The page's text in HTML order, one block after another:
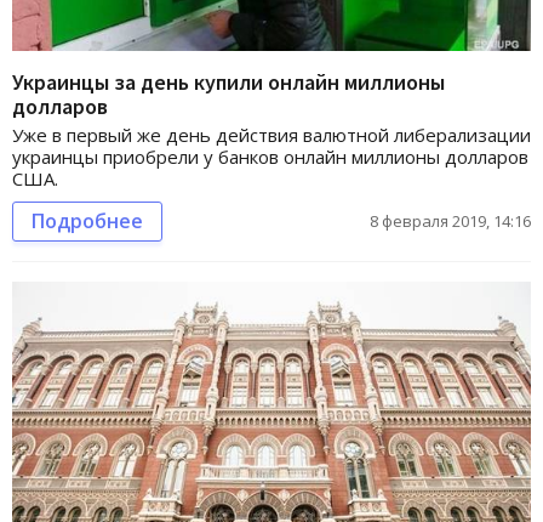
Украинцы за день купили онлайн миллионы
долларов
Уже в первый же день действия валютной либерализации
украинцы приобрели у банков онлайн миллионы долларов
США.
Подробнее 8 февраля 2019, 14:16